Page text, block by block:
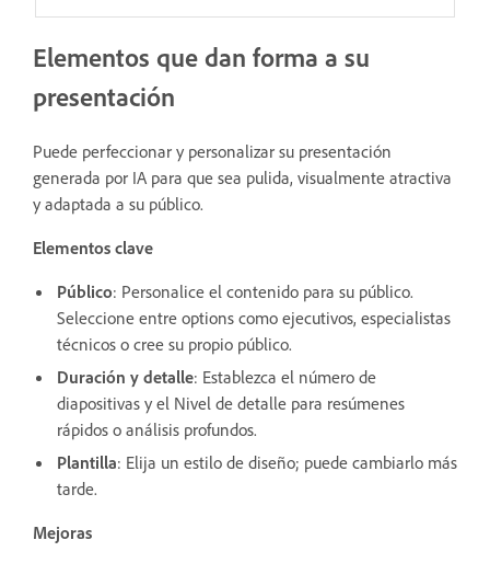
Elementos que dan forma a su
presentación
Puede perfeccionar y personalizar su presentación
generada por IA para que sea pulida, visualmente atractiva
y adaptada a su público.
Elementos clave
Público: Personalice el contenido para su público.
Seleccione entre options como ejecutivos, especialistas
técnicos o cree su propio público.
Duración y detalle: Establezca el número de
diapositivas y el Nivel de detalle para resúmenes
rápidos o análisis profundos.
Plantilla: Elija un estilo de diseño; puede cambiarlo más
tarde.
Mejoras